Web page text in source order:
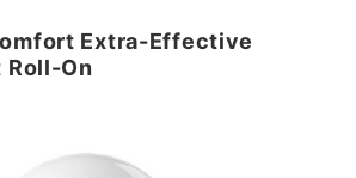
Extra-Effective
On